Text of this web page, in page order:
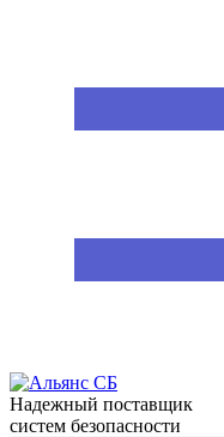
Надежный поставщик
систем безопасности